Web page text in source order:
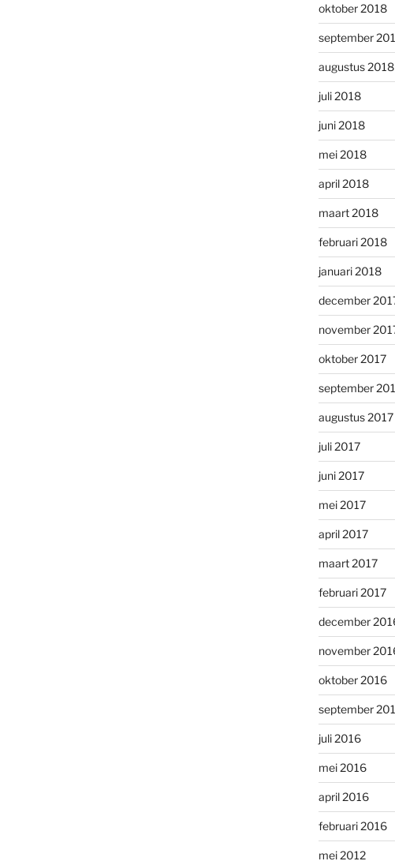
oktober 2018
september
augustus 2018
juli 2018
juni 2018
mei 2018
april 2018
maart 2018
februari 2018
januari 2018
december
november
oktober 2017
september
augustus 2017
juli 2017
juni 2017
mei 2017
april 2017
maart 2017
februari 2017
december
november
oktober 2016
september
juli 2016
mei 2016
april 2016
februari 2016
mei 2012